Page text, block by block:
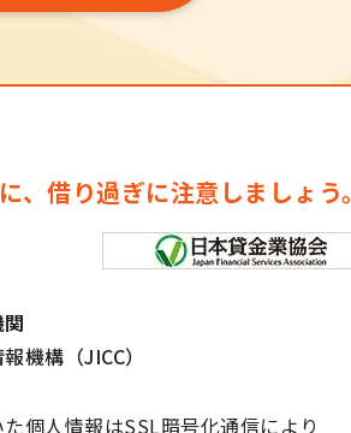
、借り過ぎに注意しましょう。
機構（JICC）
個人情報はSSL暗号化通信により